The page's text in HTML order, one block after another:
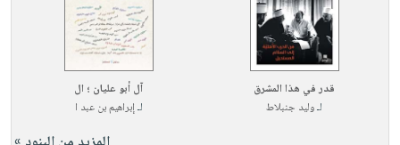
قدر في هذا المشرق
لـوليد جنبلاط
آل أبو عليان ؛ ال
لـإبراهيم بن عبد ا